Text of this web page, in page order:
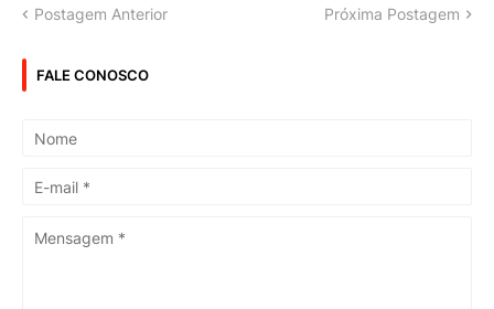
Postagem Anterior Próxima Postagem
FALE CONOSCO